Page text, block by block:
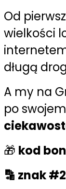
Od
wielkości
długą
A my na
po
🎁 kod
🔡 znak